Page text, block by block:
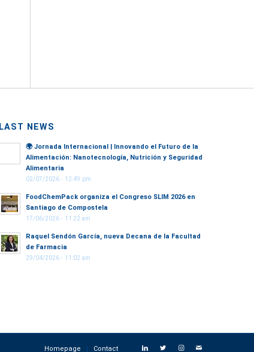
LAST NEWS
🌍 Jornada Internacional | Innovando el Futuro de la
Alimentación: Nanotecnología, Nutrición y Seguridad
Alimentaria
02/07/2026 - 12:49 pm
FoodChemPack organiza el Congreso SLIM 2026 en
Santiago de Compostela
17/06/2026 - 11:22 am
Raquel Sendón García, nueva Decana de la Facultad
de Farmacia
29/04/2026 - 11:02 am
Homepage Contact